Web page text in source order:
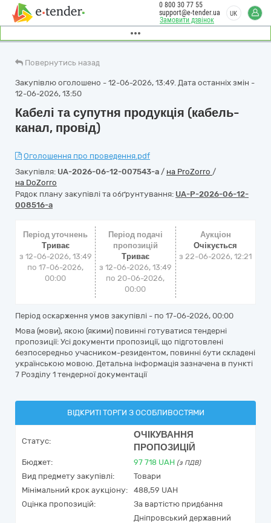
Замовити дзвінок
0 800 30 77 55
support@e-tender.ua
UK
Повернутись назад
Закупівлю оголошено - 12-06-2026, 13:49. Дата останніх змін -
12-06-2026, 13:50
Кабелі та супутня продукція (кабель-
канал, провід)
Оголошення про проведення.pdf
Закупівля: UA-2026-06-12-007543-a / на ProZorro /
на DoZorro
Рядок плану закупівлі та обґрунтування: UA-P-2026-06-12-
008516-a
Період уточнень
Триває
з 12-06-2026, 13:49
по 17-06-2026,
00:00
Період подачі
пропозицій
Триває
з 12-06-2026, 13:49
по 20-06-2026,
00:00
Аукціон
Очікується
з22-06-2026, 12:21
Період оскарження умов закупівлі - по 17-06-2026, 00:00
Мова (мови), якою (якими) повинні готуватися тендерні
пропозиції: Усі документи пропозиції, що підготовлені
безпосередньо учасником-резидентом, повинні бути складені
українською мовою. Детальна інформація зазначена в пункті
7 Розділу 1 тендерної документації
ВІДКРИТІ ТОРГИ З ОСОБЛИВОСТЯМИ
Статус:
ОЧІКУВАННЯ
ПРОПОЗИЦІЙ
Бюджет: 97 718 UAH (з ПДВ)
Вид предмету закупівлі:
Товари
Мінімальний крок аукціону:
488,59 UAH
Оцінка пропозицій:
За вартістю придбання
Дніпровський державний